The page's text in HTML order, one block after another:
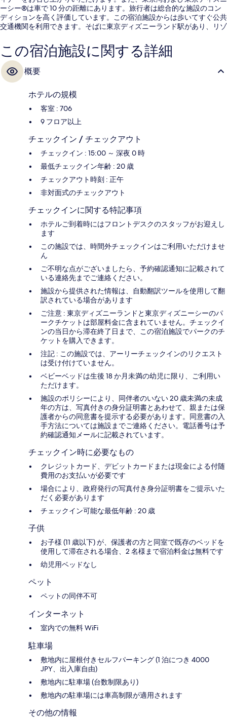
ーシー®は車で 10 分の距離にあります。旅行者は総合的な施設のコン
ディションを高く評価しています。この宿泊施設からは歩いてすぐ公共
交通機関を利用できます。そばに東京ディズニーランド駅があり、リゾ
この宿泊施設に関する詳細
概要
ホテルの規模
客室 : 706
9 フロア以上
チェックイン / チェックアウト
チェックイン : 15:00 ～ 深夜 0 時
最低チェックイン年齢 : 20 歳
チェックアウト時刻 : 正午
非対面式のチェックアウト
チェックインに関する特記事項
ホテルご到着時にはフロントデスクのスタッフがお迎えし
ます
この施設では、時間外チェックインはご利用いただけませ
ん
ご不明な点がございましたら、予約確認通知に記載されて
いる連絡先までご連絡ください。
施設から提供された情報は、自動翻訳ツールを使用して翻
訳されている場合があります
ご注意 : 東京ディズニーランドと東京ディズニーシーのパ
ークチケットは部屋料金に含まれていません。チェックイ
ンの当日から滞在終了日まで、この宿泊施設でパークのチ
ケットを購入できます。
注記 : この施設では、アーリーチェックインのリクエスト
は受け付けていません。
ベビーベッドは生後 18 か月未満の幼児に限り、ご利用い
ただけます。
施設のポリシーにより、同伴者のいない 20 歳未満の未成
年の方は、写真付きの身分証明書とあわせて、親または保
護者からの同意書を提示する必要があります。同意書の入
手方法については施設までご連絡ください。電話番号は予
約確認通知メールに記載されています。
チェックイン時に必要なもの
クレジットカード、デビットカードまたは現金による付随
費用のお支払いが必要です
場合により、政府発行の写真付き身分証明書をご提示いた
だく必要があります
チェックイン可能な最低年齢 : 20 歳
子供
お子様 (11 歳以下) が、保護者の方と同室で既存のベッドを
使用して滞在される場合、2 名様まで宿泊料金は無料です
幼児用ベッドなし
ペット
ペットの同伴不可
インターネット
室内での無料 WiFi
駐車場
敷地内に屋根付きセルフパーキング (1 泊につき 4000
JPY、出入庫自由)
敷地内に駐車場 (台数制限あり)
敷地内の駐車場には車高制限が適用されます
その他の情報